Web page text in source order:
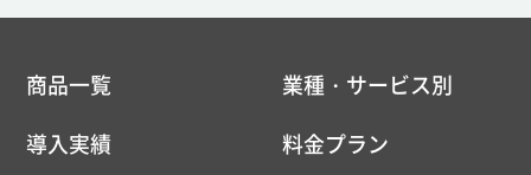
商品一覧
業種・サービス別
導入実績
料金プラン